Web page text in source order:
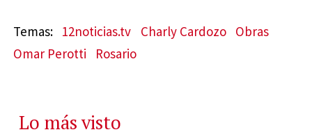
12noticias.tv Charly Cardozo
Obras
Omar Perotti
Rosario
Lo más visto